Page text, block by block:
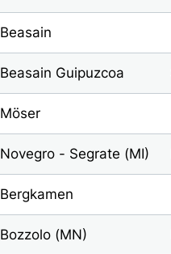
Beasain
Beasain Guipuzcoa
Möser
Novegro - Segrate (MI)
Bergkamen
Bozzolo (MN)